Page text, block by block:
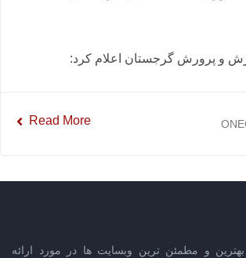
و پرورش گرجستان اعلام کرد:
Read More
و مطمئن ترین وبسایت ها در مورد ارائه